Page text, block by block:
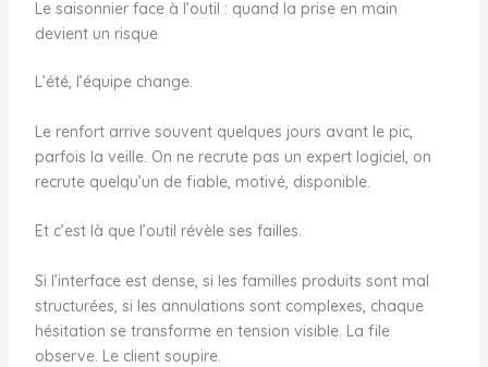
Le saisonnier face à l’outil : quand la prise en main
devient un risque
L’été, l’équipe change.
Le renfort arrive souvent quelques jours avant le pic,
parfois la veille. On ne recrute pas un expert logiciel, on
recrute quelqu’un de fiable, motivé, disponible.
Et c’est là que l’outil révèle ses failles.
Si l’interface est dense, si les familles produits sont mal
structurées, si les annulations sont complexes, chaque
hésitation se transforme en tension visible. La file
observe. Le client soupire.